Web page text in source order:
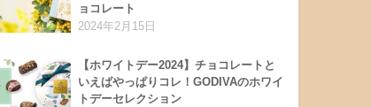
ョコレート
2024年2月15日
【ホワイトデー2024】チョコレートと
いえばやっぱりコレ！GODIVAのホワイ
トデーセレクション